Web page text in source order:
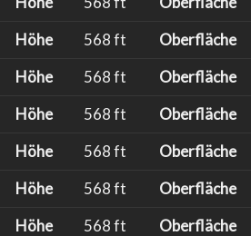
Höhe 568 ft Oberfläche
Höhe 568 ft Oberfläche
Höhe 568 ft Oberfläche
Höhe 568 ft Oberfläche
Höhe 568 ft Oberfläche
Höhe 568 ft Oberfläche